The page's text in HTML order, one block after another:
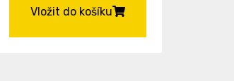
Vložit do košíku